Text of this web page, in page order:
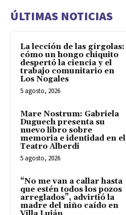
ÚLTIMAS NOTICIAS
La lección de las gírgolas:
cómo un hongo chiquito
despertó la ciencia y el
trabajo comunitario en
Los Nogales
5 agosto, 2026
Mare Nostrum: Gabriela
Duguech presenta su
nuevo libro sobre
memoria e identidad en el
Teatro Alberdi
5 agosto, 2026
“No me van a callar hasta
que estén todos los pozos
arreglados”, advirtió la
madre del niño caído en